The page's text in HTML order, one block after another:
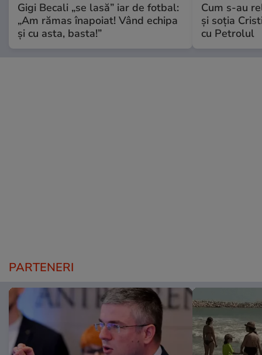
Gigi Becali „se lasă” iar de fotbal:
„Am rămas înapoiat! Vând echipa
și cu asta, basta!”
Cum s-au
și soția
cu Petrolul
PARTENERI